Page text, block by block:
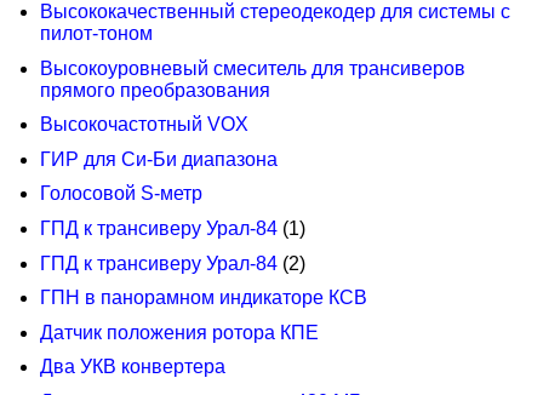
Высококачественный стереодекодер для системы с
пилот-тоном
Высокоуровневый смеситель для трансиверов
прямого преобразования
Высокочастотный VOX
ГИР для Си-Би диапазона
Голосовой S-метр
ГПД к трансиверу Урал-84 (1)
ГПД к трансиверу Урал-84 (2)
ГПН в панорамном индикаторе КСВ
Датчик положения ротора КПЕ
Два УКВ конвертера